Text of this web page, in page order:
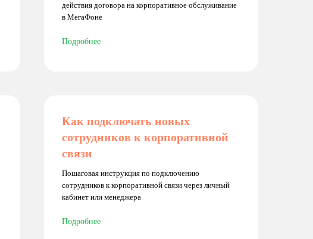
действия договора на корпоративное обслуживание
в МегаФоне
Подробнее
Как подключать новых
сотрудников к корпоративной
связи
Пошаговая инструкция по подключению
сотрудников к корпоративной связи через личный
кабинет или менеджера
Подробнее